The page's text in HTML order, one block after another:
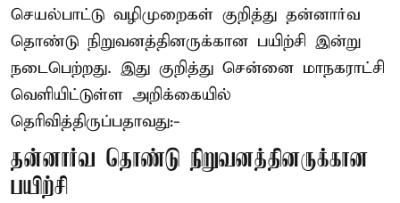
செயல்பாட்டு வழிமுறைகள் குறித்து தன்னார்வ
தொண்டு நிறுவனத்தினருக்கான பயிற்சி இன்று
நடைபெற்றது. இது குறித்து சென்னை மாநகராட்சி
வெளியிட்டுள்ள அறிக்கையில்
தெரிவித்திருப்பதாவது:-
தன்னார்வ தொண்டு நிறுவனத்தினருக்கான
பயிற்சி